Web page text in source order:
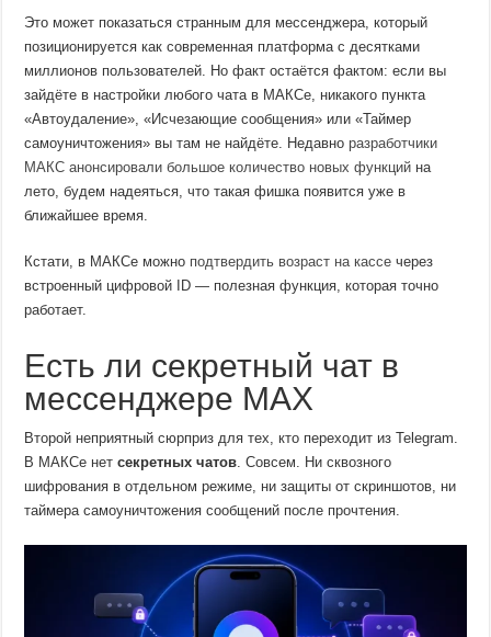
Это может показаться странным для мессенджера, который
позиционируется как современная платформа с десятками
миллионов пользователей. Но факт остаётся фактом: если вы
зайдёте в настройки любого чата в МАКСе, никакого пункта
«Автоудаление», «Исчезающие сообщения» или «Таймер
самоуничтожения» вы там не найдёте. Недавноразработчики
МАКС анонсировали большое количество новых функций на
лето, будем надеяться, что такая фишка появится уже в
ближайшее время.
Кстати, в МАКСе можно подтвердить возраст на кассе через
встроенный цифровой ID — полезная функция, которая точно
работает.
Есть ли секретный чат в
мессенджере MAX
Второй неприятный сюрприз для тех, кто переходит из Telegram.
В МАКСе нетсекретных чатов . Совсем. Ни сквозного
шифрования в отдельном режиме, ни защиты от скриншотов, ни
таймера самоуничтожения сообщений после прочтения.